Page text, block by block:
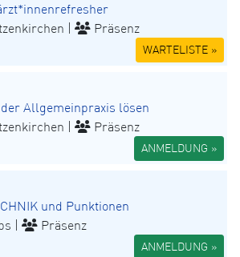
| Präsenz
WARTELISTE »
Allgemeinpraxis lösen
| Präsenz
ANMELDUNG »
und Punktionen
| Präsenz
ANMELDUNG »